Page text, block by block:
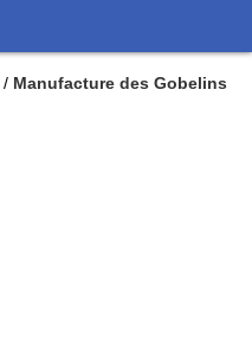
/ Manufacture des Gobelins